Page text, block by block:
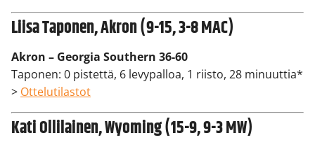
Liisa Taponen, Akron (9-15, 3-8 MAC)
Akron – Georgia Southern 36-60
Taponen: 0 pistettä, 6 levypalloa, 1 riisto, 28 minuuttia*
> Ottelutilastot
Kati Ollilainen, Wyoming (15-9, 9-3 MW)